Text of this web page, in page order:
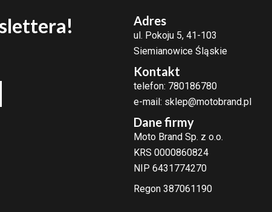
Adres
ul. Pokoju 5, 41-103
Siemianowice Śląskie
Kontakt
telefon: 780186780
e-mail: sklep@motobrand.pl
Dane firmy
Moto Brand Sp. z o.o.
KRS 0000860824
NIP 6431774270
Regon 387061190